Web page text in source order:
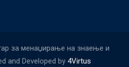
за менаџирање на знаење и
and Developed by 4Virtus